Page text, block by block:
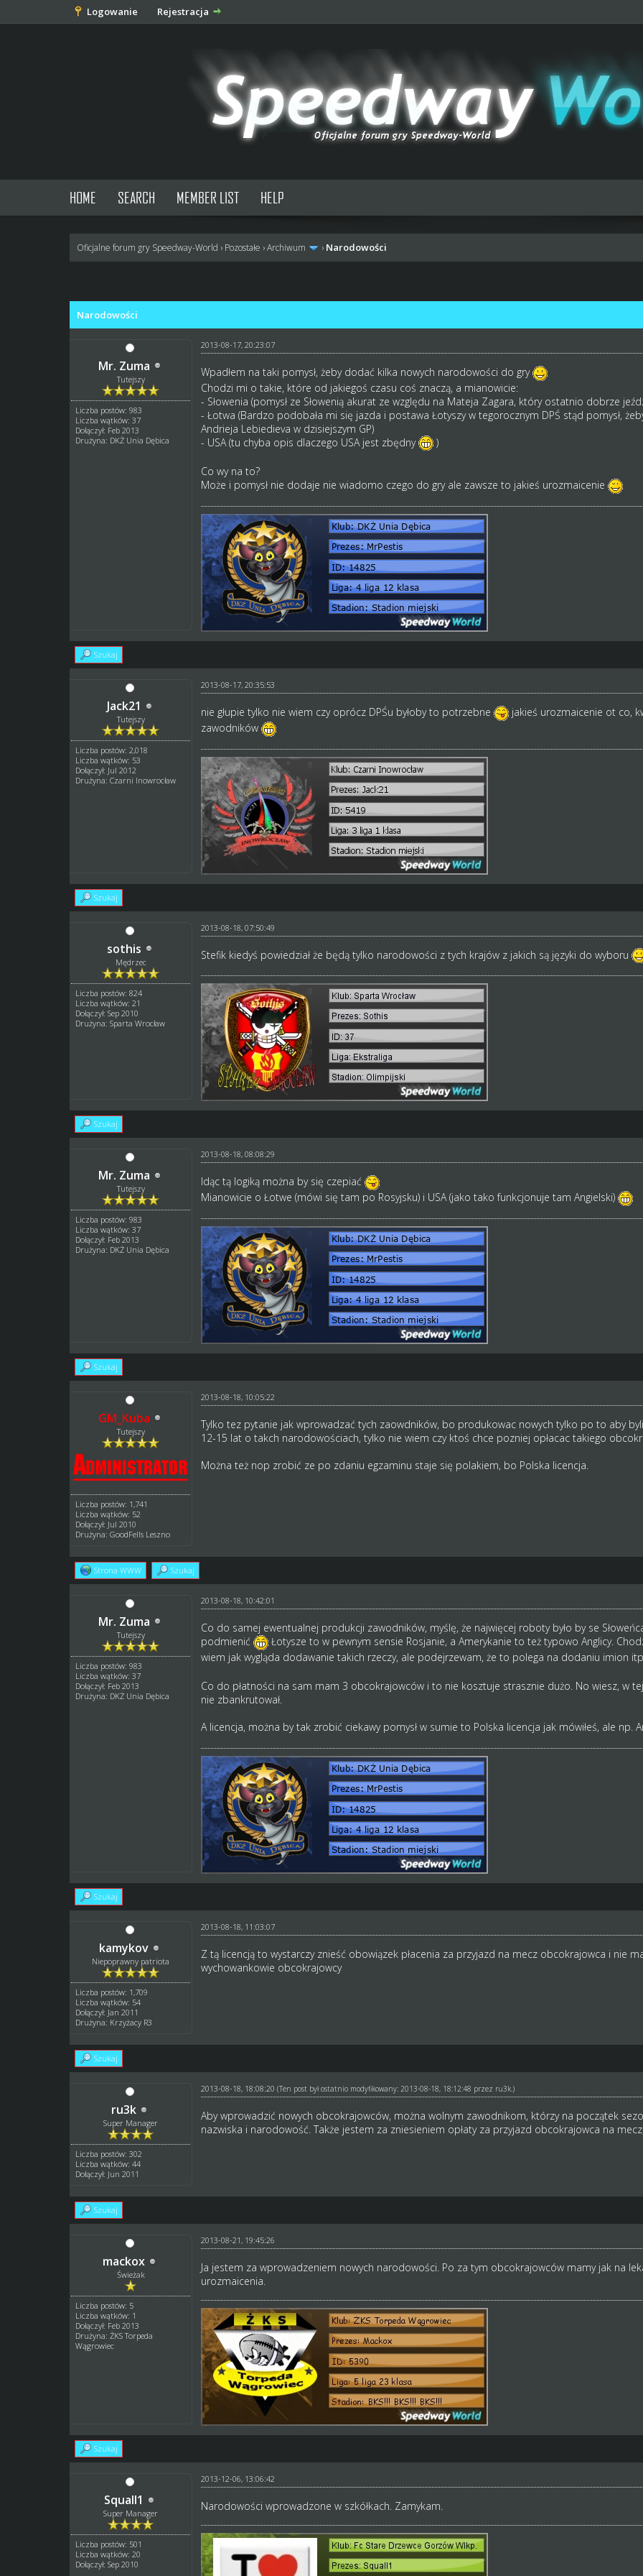
Logowanie Rejestracja
HOME SEARCH MEMBER LIST HELP
Oficjalne forum gry Speedway-World › Pozostałe ›Archiwum › Narodowości
Narodowości
Mr. Zuma
Tutejszy
Liczba postów: 983
Liczba wątków: 37
Dołączył: Feb 2013
Drużyna: DKŻ Unia Dębica
2013-08-17, 20:23:07
Wpadłem na taki pomysł, żeby dodać kilka nowych narodowości do gry
Chodzi mi o takie, które od jakiegoś czasu coś znaczą, a mianowicie:
- Słowenia (pomysł ze Słowenią akurat ze względu na Mateja Zagara, który ostatnio dobrze
- Łotwa (Bardzo podobała mi się jazda i postawa Łotyszy w tegorocznym DPŚ stąd pomysł,
Andrieja Lebiedieva w dzisiejszym GP)
- USA (tu chyba opis dlaczego USA jest zbędny
)
Co wy na to?
Może i pomysł nie dodaje nie wiadomo czego do gry ale zawsze to jakieś urozmaicenie
Szukaj
Jack21
Tutejszy
Liczba postów: 2,018
Liczba wątków: 53
Dołączył: Jul 2012
Drużyna: Czarni Inowrocław
2013-08-17, 20:35:53
nie głupie tylko nie wiem czy oprócz DPŚu byłoby to potrzebne
jakieś urozmaicenie ot co,
zawodników
Szukaj
sothis
Mędrzec
Liczba postów: 824
Liczba wątków: 21
Dołączył: Sep 2010
Drużyna: Sparta Wrocław
2013-08-18, 07:50:49
Stefik kiedyś powiedział że będą tylko narodowości z tych krajów z jakich są języki do wyboru
Szukaj
Mr. Zuma
Tutejszy
Liczba postów: 983
Liczba wątków: 37
Dołączył: Feb 2013
Drużyna: DKŻ Unia Dębica
2013-08-18, 08:08:29
Idąc tą logiką można by się czepiać
Mianowicie o Łotwe (mówi się tam po Rosyjsku) i USA (jako tako funkcjonuje tam Angielski)
Szukaj
GM_Kuba
Tutejszy
Liczba postów: 1,741
Liczba wątków: 52
Dołączył: Jul 2010
Drużyna: GoodFells Leszno
2013-08-18, 10:05:22
Tylko tez pytanie jak wprowadzać tych zaowdników, bo produkowac nowych tylko po to aby
12-15 lat o takch narodowościach, tylko nie wiem czy ktoś chce pozniej opłacac takiego
Można też nop zrobić ze po zdaniu egzaminu staje się polakiem, bo Polska licencja.
Strona WWW Szukaj
Mr. Zuma
Tutejszy
Liczba postów: 983
Liczba wątków: 37
Dołączył: Feb 2013
Drużyna: DKŻ Unia Dębica
2013-08-18, 10:42:01
Co do samej ewentualnej produkcji zawodników, myślę, że najwięcej roboty było by se
podmienić
Łotysze to w pewnym sensie Rosjanie, a Amerykanie to też typowo Anglicy.
wiem jak wygląda dodawanie takich rzeczy, ale podejrzewam, że to polega na dodaniu imion
Co do płatności na sam mam 3 obcokrajowców i to nie kosztuje strasznie dużo. No wiesz, w
nie zbankrutował.
A licencja, można by tak zrobić ciekawy pomysł w sumie to Polska licencja jak mówiłeś, ale np.
Szukaj
kamykov
Niepoprawny patriota
Liczba postów: 1,709
Liczba wątków: 54
Dołączył: Jan 2011
Drużyna: Krzyżacy R3
2013-08-18, 11:03:07
Z tą licencją to wystarczy znieść obowiązek płacenia za przyjazd na mecz obcokrajowca i nie
wychowankowie obcokrajowcy
Szukaj
ru3k
Super Manager
Liczba postów: 302
Liczba wątków: 44
Dołączył: Jun 2011
2013-08-18, 18:08:20 (Ten post był ostatnio modyfikowany: 2013-08-18, 18:12:48 przez ru3k.)
Aby wprowadzić nowych obcokrajowców, można wolnym zawodnikom, którzy na początek
nazwiska i narodowość. Także jestem za zniesieniem opłaty za przyjazd obcokrajowca na
Szukaj
mackox
Świeżak
Liczba postów: 5
Liczba wątków: 1
Dołączył: Feb 2013
Drużyna: ŻKS Torpeda
Wągrowiec
2013-08-21, 19:45:26
Ja jestem za wprowadzeniem nowych narodowości. Po za tym obcokrajowców mamy jak na
urozmaicenia.
Szukaj
Squall1
Super Manager
Liczba postów: 501
Liczba wątków: 20
Dołączył: Sep 2010
2013-12-06, 13:06:42
Narodowości wprowadzone w szkółkach. Zamykam.